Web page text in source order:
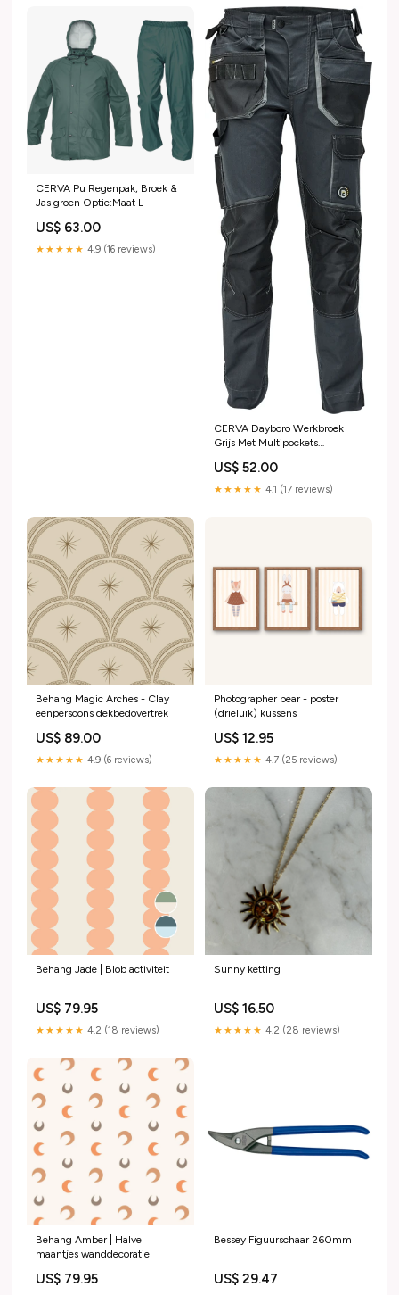
CERVA Pu Regenpak, Broek &
Jas groen Optie:Maat L
US$ 63.00
★★★★★ 4.9 (16 reviews)
CERVA Dayboro Werkbroek
Grijs Met Multipockets
Pasvorm Optie:Maat 50
US$ 52.00
★★★★★ 4.1 (17 reviews)
Behang Magic Arches - Clay
eenpersoons dekbedovertrek
US$ 89.00
★★★★★ 4.9 (6 reviews)
Photographer bear - poster
(drieluik) kussens
US$ 12.95
★★★★★ 4.7 (25 reviews)
Behang Jade | Blob activiteit
US$ 79.95
★★★★★ 4.2 (18 reviews)
Sunny ketting
US$ 16.50
★★★★★ 4.2 (28 reviews)
Behang Amber | Halve
maantjes wanddecoratie
US$ 79.95
Bessey Figuurschaar 260mm
US$ 29.47